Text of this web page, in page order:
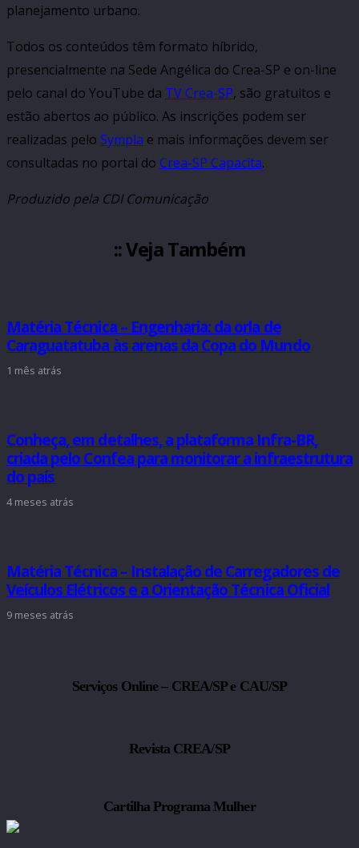
planejamento urbano.
Todos os conteúdos têm formato híbrido,
presencialmente na Sede Angélica do Crea-SP e on-line
pelo canal do YouTube da TV Crea-SP, são gratuitos e
estão abertos ao público. As inscrições podem ser
realizadas pelo Sympla e mais informações devem ser
consultadas no portal do Crea-SP Capacita.
Produzido pela CDI Comunicação
:: Veja Também
Matéria Técnica – Engenharia: da orla de
Caraguatatuba às arenas da Copa do Mundo
1 mês atrás
Conheça, em detalhes, a plataforma Infra-BR,
criada pelo Confea para monitorar a infraestrutura
do país
4 meses atrás
Matéria Técnica – Instalação de Carregadores de
Veículos Elétricos e a Orientação Técnica Oficial
9 meses atrás
Serviços Online – CREA/SP e CAU/SP
Revista CREA/SP
Cartilha Programa Mulher